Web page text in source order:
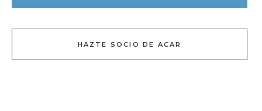
HAZTE SOCIO DE ACAR